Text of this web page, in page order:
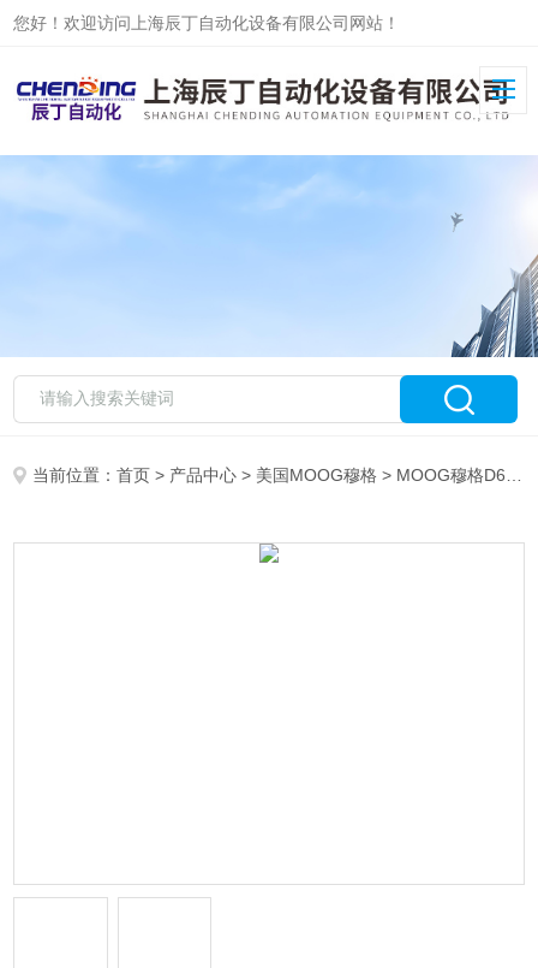
您好！欢迎访问上海辰丁自动化设备有限公司网站！
当前位置：首页 > 产品中心 > 美国MOOG穆格 > MOOG穆格D661系列现货